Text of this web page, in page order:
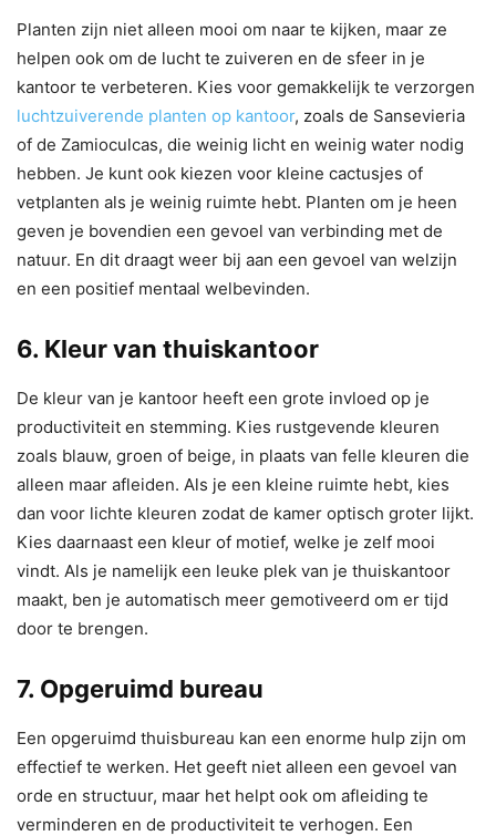
Planten zijn niet alleen mooi om naar te kijken, maar ze
helpen ook om de lucht te zuiveren en de sfeer in je
kantoor te verbeteren. Kies voor gemakkelijk te verzorgen
luchtzuiverende planten op kantoor, zoals de Sansevieria
of de Zamioculcas, die weinig licht en weinig water nodig
hebben. Je kunt ook kiezen voor kleine cactusjes of
vetplanten als je weinig ruimte hebt. Planten om je heen
geven je bovendien een gevoel van verbinding met de
natuur. En dit draagt weer bij aan een gevoel van welzijn
en een positief mentaal welbevinden.
6. Kleur van thuiskantoor
De kleur van je kantoor heeft een grote invloed op je
productiviteit en stemming. Kies rustgevende kleuren
zoals blauw, groen of beige, in plaats van felle kleuren die
alleen maar afleiden. Als je een kleine ruimte hebt, kies
dan voor lichte kleuren zodat de kamer optisch groter lijkt.
Kies daarnaast een kleur of motief, welke je zelf mooi
vindt. Als je namelijk een leuke plek van je thuiskantoor
maakt, ben je automatisch meer gemotiveerd om er tijd
door te brengen.
7. Opgeruimd bureau
Een opgeruimd thuisbureau kan een enorme hulp zijn om
effectief te werken. Het geeft niet alleen een gevoel van
orde en structuur, maar het helpt ook om afleiding te
verminderen en de productiviteit te verhogen. Een